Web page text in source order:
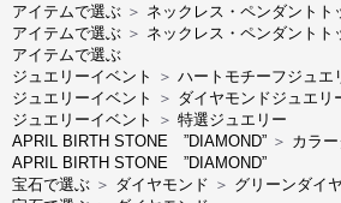
アイテムで選ぶ ＞ ネックレス・ペンダントト
アイテムで選ぶ ＞ ネックレス・ペンダントト
アイテムで選ぶ
ジュエリーイベント
＞ ハートモチーフジュエ
ジュエリーイベント
＞ ダイヤモンドジュエリ
ジュエリーイベント
＞ 特選ジュエリー
APRIL BIRTH STONE ”DIAMOND” ＞ カラ
APRIL BIRTH STONE ”DIAMOND”
宝石で選ぶ ＞ ダイヤモンド ＞ グリーンダイ